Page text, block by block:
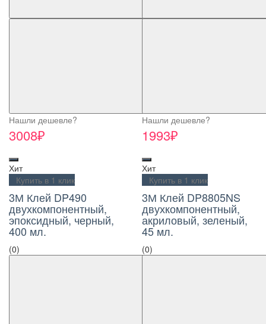
Нашли дешевле?
3008₽
Нашли дешевле?
1993₽
Хит
Купить в 1 клик
3М Клей DP490
двухкомпонентный,
эпоксидный, черный,
400 мл.
(0)
Хит
Купить в 1 клик
3М Клей DP8805NS
двухкомпонентный,
акриловый, зеленый,
45 мл.
(0)